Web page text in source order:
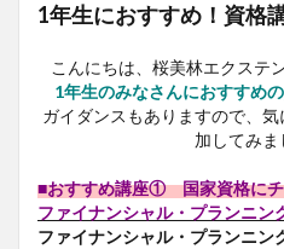
1年生におすすめ！資格
こんにちは、桜美林エクステ
1年生のみなさんにおすすめ
ガイダンスもありますので、
加してみま
■おすすめ講座① 国家資格にチ
ファイナンシャル・プランニン
ファイナンシャル・プランニン